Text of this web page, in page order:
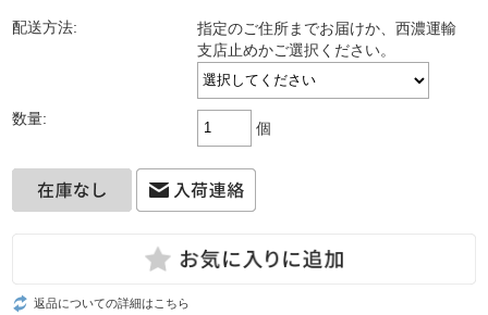
配送方法:
指定のご住所までお届けか、西濃運輸
支店止めかご選択ください。
数量:
個
返品についての詳細はこちら